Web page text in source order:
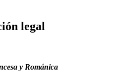
legal
y Románica